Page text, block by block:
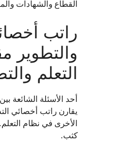
القطاع والشهادات
راتب
والتطوير
التعلم
أحد الأسئلة الشائعة
يقارن راتب أخصائي
الأخرى في نظام
كثب.